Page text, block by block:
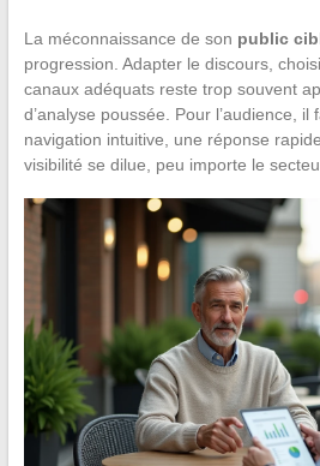
La méconnaissance de son public
progression. Adapter le discours,
canaux adéquats reste trop souvent
d’analyse poussée. Pour l’audience, il
navigation intuitive, une réponse
visibilité se dilue, peu importe le